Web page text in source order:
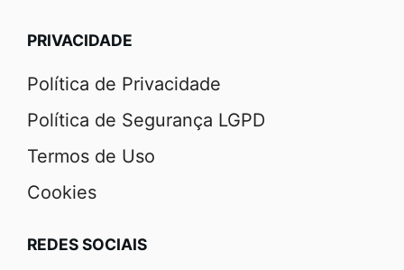
PRIVACIDADE
Política de Privacidade
Política de Segurança LGPD
Termos de Uso
Cookies
REDES SOCIAIS